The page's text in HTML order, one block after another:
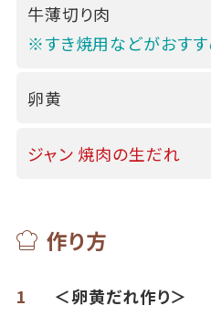
牛薄切り肉
※すき焼用などがおすす
卵黄
ジャン 焼肉の生だれ
作り方
1
＜卵黄だれ作り＞